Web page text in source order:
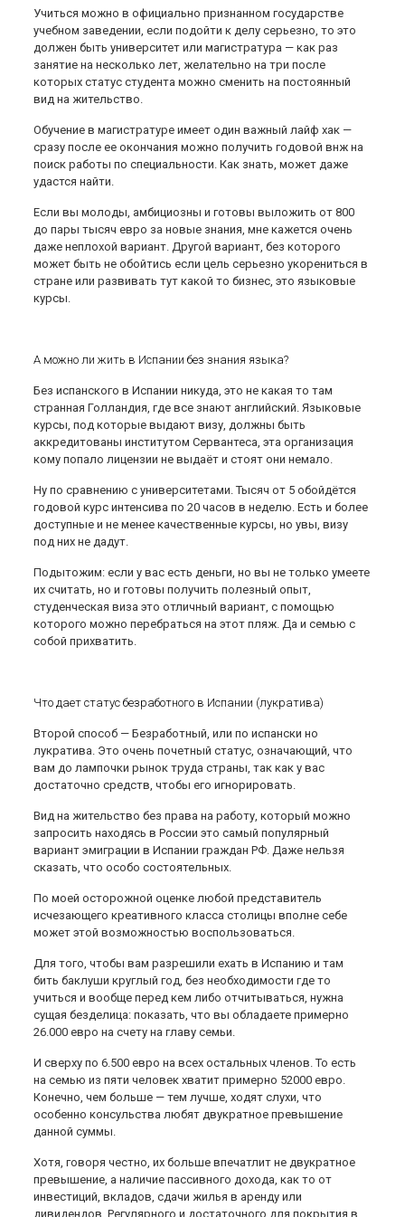
Учиться можно в официально признанном государстве
учебном заведении, если подойти к делу серьезно, то это
должен быть университет или магистратура — как раз
занятие на несколько лет, желательно на три после
которых статус студента можно сменить на постоянный
вид на жительство.
Обучение в магистратуре имеет один важный лайф хак —
сразу после ее окончания можно получить годовой внж на
поиск работы по специальности. Как знать, может даже
удастся найти.
Если вы молоды, амбициозны и готовы выложить от 800
до пары тысяч евро за новые знания, мне кажется очень
даже неплохой вариант. Другой вариант, без которого
может быть не обойтись если цель серьезно укорениться в
стране или развивать тут какой то бизнес, это языковые
курсы.
А можно ли жить в Испании без знания языка?
Без испанского в Испании никуда, это не какая то там
странная Голландия, где все знают английский. Языковые
курсы, под которые выдают визу, должны быть
аккредитованы институтом Сервантеса, эта организация
кому попало лицензии не выдаёт и стоят они немало.
Ну по сравнению с университетами. Тысяч от 5 обойдётся
годовой курс интенсива по 20 часов в неделю. Есть и более
доступные и не менее качественные курсы, но увы, визу
под них не дадут.
Подытожим: если у вас есть деньги, но вы не только умеете
их считать, но и готовы получить полезный опыт,
студенческая виза это отличный вариант, с помощью
которого можно перебраться на этот пляж. Да и семью с
собой прихватить.
Что дает статус безработного в Испании (лукратива)
Второй способ — Безработный, или по испански но
лукратива. Это очень почетный статус, означающий, что
вам до лампочки рынок труда страны, так как у вас
достаточно средств, чтобы его игнорировать.
Вид на жительство без права на работу, который можно
запросить находясь в России это самый популярный
вариант эмиграции в Испании граждан РФ. Даже нельзя
сказать, что особо состоятельных.
По моей осторожной оценке любой представитель
исчезающего креативного класса столицы вполне себе
может этой возможностью воспользоваться.
Для того, чтобы вам разрешили ехать в Испанию и там
бить баклуши круглый год, без необходимости где то
учиться и вообще перед кем либо отчитываться, нужна
сущая безделица: показать, что вы обладаете примерно
26.000 евро на счету на главу семьи.
И сверху по 6.500 евро на всех остальных членов. То есть
на семью из пяти человек хватит примерно 52000 евро.
Конечно, чем больше — тем лучше, ходят слухи, что
особенно консульства любят двукратное превышение
данной суммы.
Хотя, говоря честно, их больше впечатлит не двукратное
превышение, а наличие пассивного дохода, как то от
инвестиций, вкладов, сдачи жилья в аренду или
дивидендов. Регулярного и достаточного для покрытия в